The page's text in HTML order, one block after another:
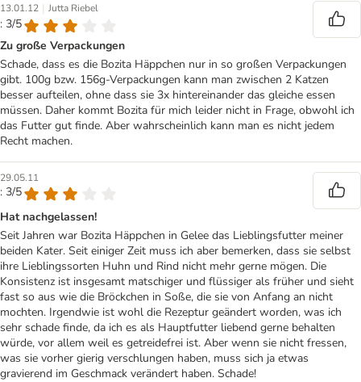
13.01.12 | Jutta Riebel
: 3/5
Zu große Verpackungen
Schade, dass es die Bozita Häppchen nur in so großen Verpackungen
gibt. 100g bzw. 156g-Verpackungen kann man zwischen 2 Katzen
besser aufteilen, ohne dass sie 3x hintereinander das gleiche essen
müssen. Daher kommt Bozita für mich leider nicht in Frage, obwohl ich
das Futter gut finde. Aber wahrscheinlich kann man es nicht jedem
Recht machen.
29.05.11
: 3/5
Hat nachgelassen!
Seit Jahren war Bozita Häppchen in Gelee das Lieblingsfutter meiner
beiden Kater. Seit einiger Zeit muss ich aber bemerken, dass sie selbst
ihre Lieblingssorten Huhn und Rind nicht mehr gerne mögen. Die
Konsistenz ist insgesamt matschiger und flüssiger als früher und sieht
fast so aus wie die Bröckchen in Soße, die sie von Anfang an nicht
mochten. Irgendwie ist wohl die Rezeptur geändert worden, was ich
sehr schade finde, da ich es als Hauptfutter liebend gerne behalten
würde, vor allem weil es getreidefrei ist. Aber wenn sie nicht fressen,
was sie vorher gierig verschlungen haben, muss sich ja etwas
gravierend im Geschmack verändert haben. Schade!